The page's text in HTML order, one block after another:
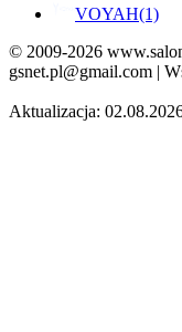
VOYAH(1)
© 2009-2026
gsnet.pl@gmail.com |
Aktualizacja: